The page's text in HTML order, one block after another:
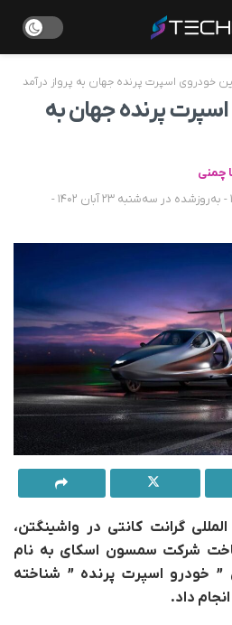
خودروی اسپرت پرنده جهان به پرواز درآمد
پرنده جهان به
چمنی
دوشنبه 22 آبان 1402 - 16:07 - به‌روزشده در سه‌شنبه 23 آبان 1402 -
گرانت کانتی در واشینگتن،
شرکت سمسون اسکای به نام
” خودرو اسپرت پرنده ” شناخته
داد.